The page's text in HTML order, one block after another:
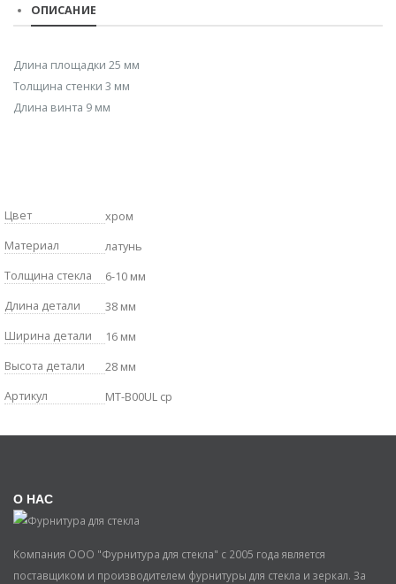
ОПИСАНИЕ
Длина площадки 25 мм
Толщина стенки 3 мм
Длина винта 9 мм
Цвет
хром
Материал
латунь
Толщина стекла
6-10 мм
Длина детали
38 мм
Ширина детали
16 мм
Высота детали
28 мм
Артикул
MT-B00UL cp
О НАС
Компания ООО "Фурнитура для стекла" с 2005 года является
поставщиком и производителем фурнитуры для стекла и зеркал. За